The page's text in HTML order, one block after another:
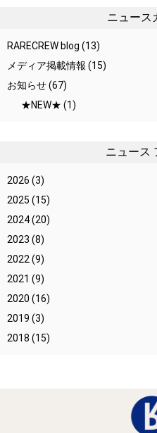
ニュース
RARECREW blog (13)
メディア掲載情報 (15)
お知らせ(67)
★NEW★ (1)
ニュース
2026 (3)
2025 (15)
2024(20)
2023 (8)
2022 (9)
2021 (9)
2020 (16)
2019 (3)
2018 (15)